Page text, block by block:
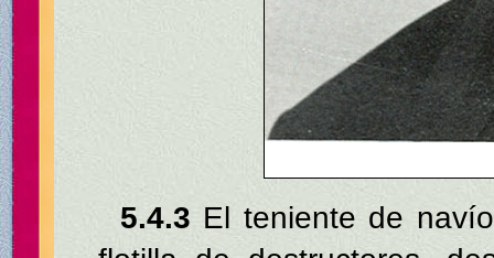
5.4.3 El teniente de